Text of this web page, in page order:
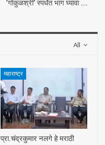
‘गोकुळश्री’ स्पर्धेत भाग घ्‍यावा ….
All
महाराष्ट्र
प्रा.चंद्रकुमार नलगे हे मराठी